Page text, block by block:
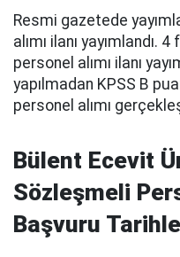
Resmi gazetede
alımı ilanı yayımlandı.
personel alımı ilanı
yapılmadan KPSS B
personel alımı
Bülent Ecevit
Sözleşmeli
Başvuru